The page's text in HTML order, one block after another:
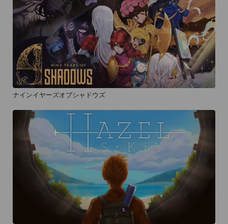
ナインイヤーズオブシャドウズ